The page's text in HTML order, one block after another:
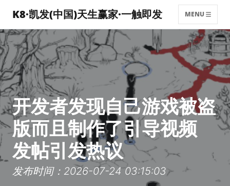
K8·凯发(中国)天生赢家·一触即发 MENU
开发者发现自己游戏被盗
版而且制作了引导视频
发帖引发热议
发布时间：2026-07-24 03:15:03